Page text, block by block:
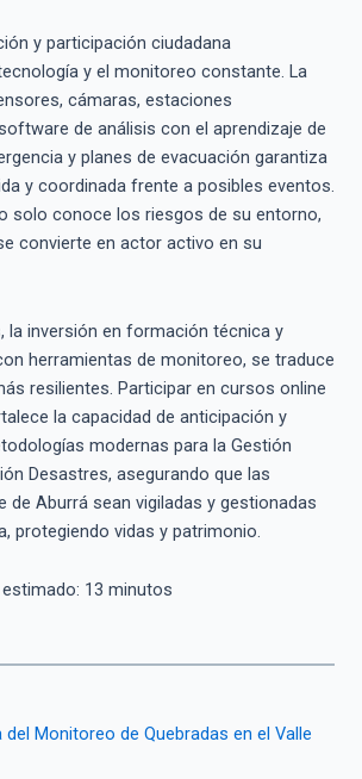
y participación ciudadana
y el monitoreo constante. La
cámaras, estaciones
de análisis con el aprendizaje de
y planes de evacuación garantiza
y coordinada frente a posibles eventos.
solo conoce los riesgos de su entorno,
convierte en actor activo en su
la inversión en formación técnica y
herramientas de monitoreo, se traduce
resilientes. Participar en cursos online
la capacidad de anticipación y
modernas para la Gestión
Desastres, asegurando que las
de Aburrá sean vigiladas y gestionadas
protegiendo vidas y patrimonio.
13 minutos
del Monitoreo de Quebradas en el Valle